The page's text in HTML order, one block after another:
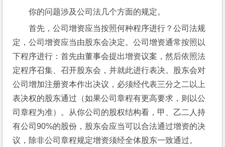
你的问题涉及公司法几个方面的规定。
首先，公司增资应当按照何种程序进行？公司法规
定，公司增资应当由股东会决定。公司增资通常按照以
下程序进行：首先由董事会提出增资议案，然后依照法
定程序召集、召开股东会，并就此进行表决。股东会对
公司增加注册资本作出决议，必须经代表三分之二以上
表决权的股东通过（如果公司章程有更高要求，则以公
司章程为准）。从你公司的股权结构看，甲、乙二人持
有公司90%的股份，股东会应当可以合法通过增资的决
议，除非公司章程规定增资须经全体股东一致通过。